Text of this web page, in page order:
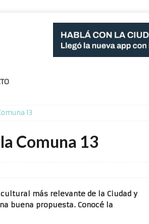
13
Comuna 13
más relevante de la Ciudad y
buena propuesta. Conocé la